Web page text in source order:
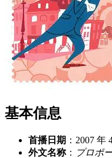
基本信息
首播日期 ：2007 年
外文名称： プロポ